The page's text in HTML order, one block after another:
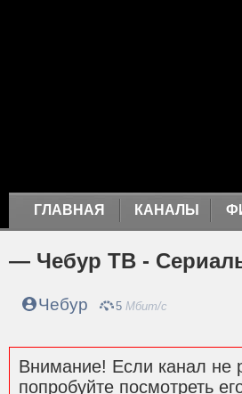
ГЛАВНАЯ КАНАЛЫ
— Чебур ТВ -
Чебур 5 Мбит/с
Внимание! Если канал не
попробуйте посмотреть